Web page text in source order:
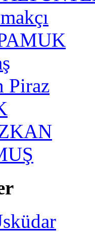
Piraz